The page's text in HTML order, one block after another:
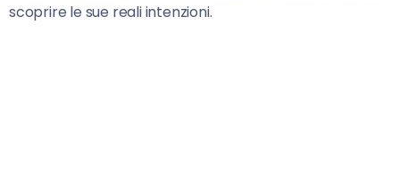
scoprire le sue reali intenzioni.